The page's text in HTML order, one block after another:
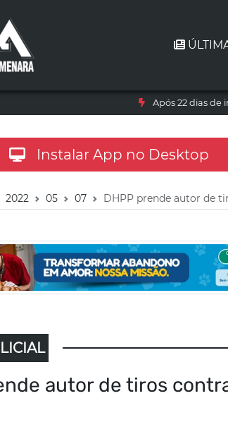
Após 22 dias
Instalar App no Desktop
2022 05 07 DHPP prende autor de
autor de tiros